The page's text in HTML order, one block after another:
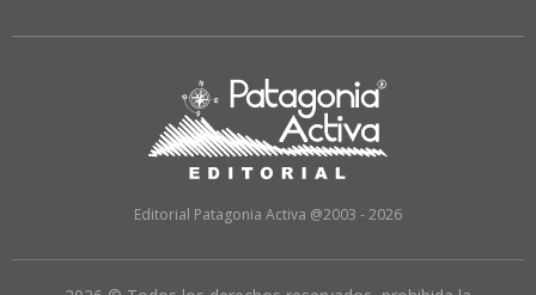
Editorial Patagonia Activa @2003 - 2026